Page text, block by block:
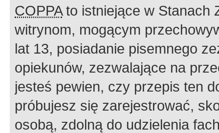
COPPAto istniejące w Stanach
witrynom, mogącym
lat 13, posiadanie pisemnego
opiekunów, zezwalające na
jesteś pewien, czy przepis ten
próbujesz się zarejestrować,
osobą, zdolną do udzielenia